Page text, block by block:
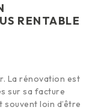
RENTABLE
La rénovation est
sur sa facture
loin d’être